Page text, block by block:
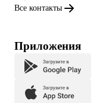
Все контакты
Приложения